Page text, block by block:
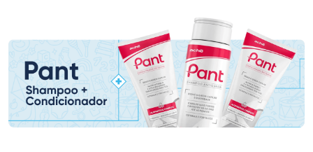
Promoção em Destaque